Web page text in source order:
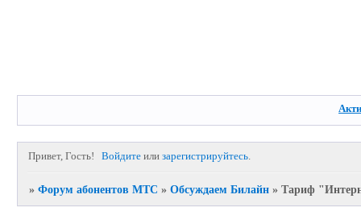
Привет, Гость! Войдите илизарегистрируйтесь.
»Форум абонентов МТС »Обсуждаем Билайн »Тариф